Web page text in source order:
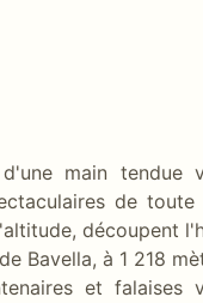
main tendue
de
découpent
Bavella, à 1 218
et